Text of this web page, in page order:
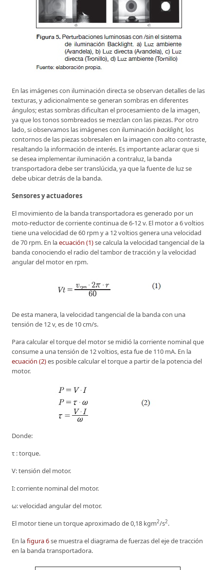
En las imágenes con iluminación directa se observan detalles de las
texturas, y adicionalmente se generan sombras en diferentes
ángulos; estas sombras dificultan el procesamiento de la imagen,
ya que los tonos sombreados se mezclan con las piezas. Por otro
lado, si observamos las imágenes con iluminación backlight, los
contornos de las piezas sobresalen en la imagen con alto contraste,
resaltando la información de interés. Es importante aclarar que si
se desea implementar iluminación a contraluz, la banda
transportadora debe ser translúcida, ya que la fuente de luz se
debe ubicar detrás de la banda.
Sensores y actuadores
El movimiento de la banda transportadora es generado por un
moto-reductor de corriente continua de 6-12 v. El motor a 6 voltios
tiene una velocidad de 60 rpm y a 12 voltios genera una velocidad
de 70 rpm. En laecuación (1)se calcula la velocidad tangencial de la
banda conociendo el radio del tambor de tracción y la velocidad
angular del motor en rpm.
De esta manera, la velocidad tangencial de la banda con una
tensión de 12 v, es de 10 cm/s.
Para calcular el torque del motor se midió la corriente nominal que
consume a una tensión de 12 voltios, esta fue de 110 mA. En la
ecuación (2)es posible calcular el torque a partir de la potencia del
motor.
Donde:
τ : torque.
V: tensión del motor.
I: corriente nominal del motor.
ω: velocidad angular del motor.
El motor tiene un torque aproximado de 0,18 kgm2/s2.
En lafigura 6se muestra el diagrama de fuerzas del eje de tracción
en la banda transportadora.